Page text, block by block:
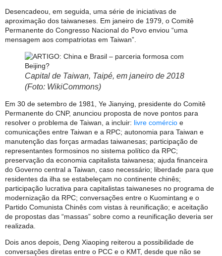
Desencadeou, em seguida, uma série de iniciativas de
aproximação dos taiwaneses. Em janeiro de 1979, o Comitê
Permanente do Congresso Nacional do Povo enviou “uma
mensagem aos compatriotas em Taiwan”.
Capital de Taiwan, Taipé, em janeiro de 2018
(Foto: WikiCommons)
Em 30 de setembro de 1981, Ye Jianying, presidente do Comitê
Permanente do CNP, anunciou proposta de nove pontos para
resolver o problema de Taiwan, a incluir: livre comércio e
comunicações entre Taiwan e a RPC; autonomia para Taiwan e
manutenção das forças armadas taiwanesas; participação de
representantes formosinos no sistema político da RPC;
preservação da economia capitalista taiwanesa; ajuda financeira
do Governo central a Taiwan, caso necessário; liberdade para que
residentes da ilha se estabeleçam no continente chinês;
participação lucrativa para capitalistas taiwaneses no programa de
modernização da RPC; conversações entre o Kuomintang e o
Partido Comunista Chinês com vistas à reunificação; e aceitação
de propostas das “massas” sobre como a reunificação deveria ser
realizada.
Dois anos depois, Deng Xiaoping reiterou a possibilidade de
conversações diretas entre o PCC e o KMT, desde que não se